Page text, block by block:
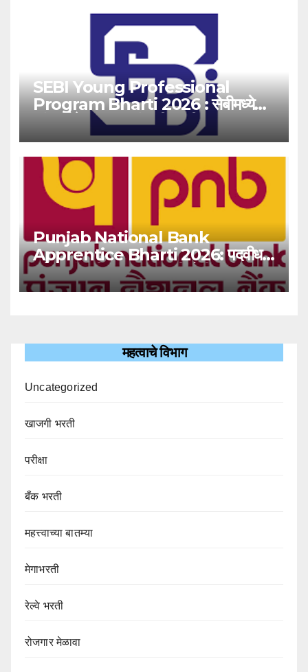
SEBI Young Professional
Program Bharti 2026 : सेबीमध्ये
‘यंग प्रोफेशनल’ पदांसाठी भरती!
Punjab National Bank
Apprentice Bharti 2026: पदवीधर
उमेदवारांसाठी ५१३८ जागांची मोठी संधी!
महत्वाचे विभाग
Uncategorized
खाजगी भरती
परीक्षा
बँक भरती
महत्त्वाच्या बातम्या
मेगाभरती
रेल्वे भरती
रोजगार मेळावा